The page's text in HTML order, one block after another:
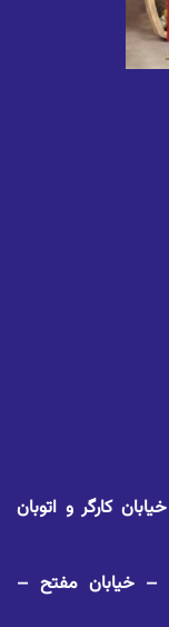
کارگر و اتوبان
– خیابان مفتح –